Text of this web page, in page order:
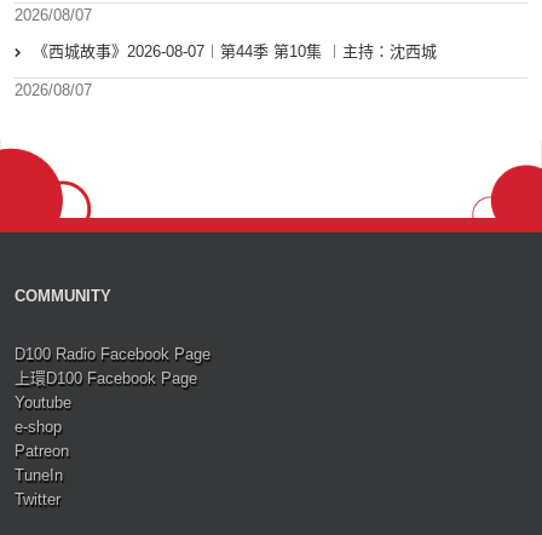
2026/08/07
《西城故事》2026-08-07︱第44季 第10集 ︱主持：沈西城
2026/08/07
COMMUNITY
D100 Radio Facebook Page
上環D100 Facebook Page
Youtube
e-shop
Patreon
TuneIn
Twitter